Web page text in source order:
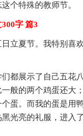
个特殊的教师节。
字 篇3
立夏节。我特别喜
都展示了自己五花
般的两个鸡蛋还大
蛋。而我的蛋是用
光亮的礼服，进入